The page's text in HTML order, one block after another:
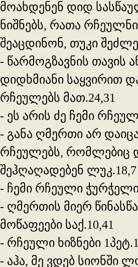
მოახდენენ დიდ
ნიშნებს, რათა
შეაცდინონ, თუკი
- წარმოგზავნის თავის
დიდხმიანი საყვირით
რჩეულებს მათ.24,31
- ეს არის ძე ჩემი
- განა ღმერთი არ
რჩეულებს, რომლებიც
შეჰღაღადებენ ლუკ.18,7
- ჩემი რჩეული
- ღმერთის მიერ
მოწაფეები საქ.10,41
- რჩეული ხიზნები
- აჰა, მე ვდებ სიონში